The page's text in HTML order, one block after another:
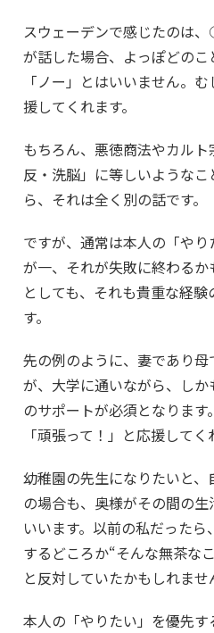
スウェーデンで感じたのは
が話した場合、よっぽどの
「ノー」とはいいません。
援してくれます。
もちろん、悪徳商法やカル
反・洗脳」に等しいような
ら、それは全く別の話です。
ですが、通常は本人の「や
が一、それが失敗に終わる
としても、それも貴重な経
す。
先の例のように、妻であり
が、大学に通いながら、し
のサポートが必須となります
「頑張って！」と応援してく
幼稚園の先生になりたいと
の場合も、奥様がその間の
いいます。以前の私だった
するどころか“そんな無茶な
と反対していたかもしれませ
本人の「やりたい」を優先